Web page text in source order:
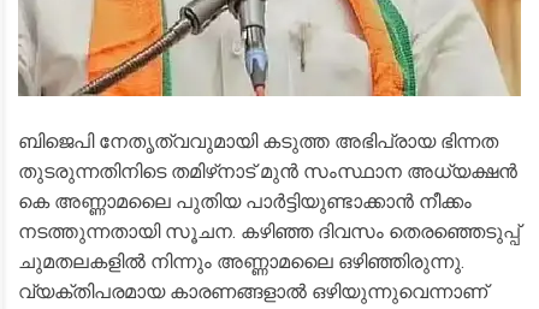
ബിജെപി നേതൃത്വവുമായി കടുത്ത അഭിപ്രായ ഭിന്നത
തുടരുന്നതിനിടെ തമിഴ്‌നാട് മുൻ സംസ്ഥാന അധ്യക്ഷൻ
കെ അണ്ണാമലൈ പുതിയ പാർട്ടിയുണ്ടാക്കാൻ നീക്കം
നടത്തുന്നതായി സൂചന. കഴിഞ്ഞ ദിവസം തെരഞ്ഞെടുപ്പ്
ചുമതലകളിൽ നിന്നും അണ്ണാമലൈ ഒഴിഞ്ഞിരുന്നു.
വ്യക്തിപരമായ കാരണങ്ങളാൽ ഒഴിയുന്നുവെന്നാണ്